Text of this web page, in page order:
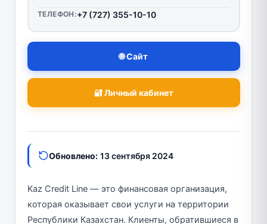
ТЕЛЕФОН:+7 (727) 355-10-10
🌐 Сайт
🔐 Личный кабинет
Обновлено: 13 сентября 2024
Kaz Credit Line — это финансовая организация,
которая оказывает свои услуги на территории
Республики Казахстан. Клиенты, обратившиеся в